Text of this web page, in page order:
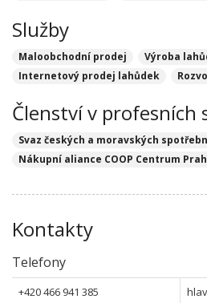
Služby
Maloobchodní prodej
Výroba
Internetový prodej lahůdek
Členství v profesních
Svaz českých a moravských
Nákupní aliance COOP Centrum
Kontakty
Telefony
+420 466 941 385